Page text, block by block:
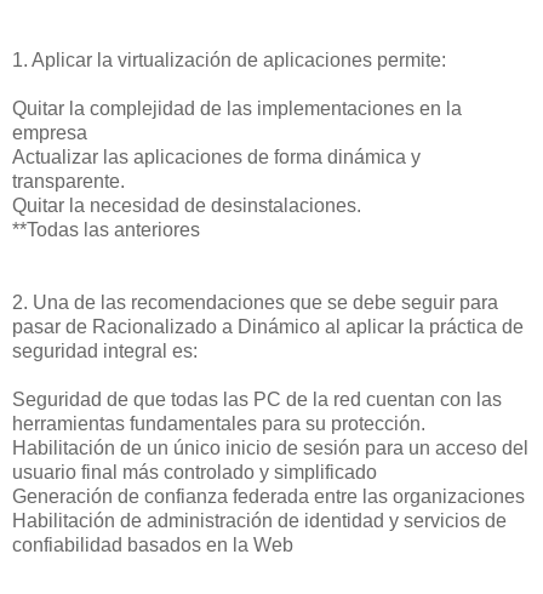
1. Aplicar la virtualización de aplicaciones permite:
Quitar la complejidad de las implementaciones en la
empresa
Actualizar las aplicaciones de forma dinámica y
transparente.
Quitar la necesidad de desinstalaciones.
**Todas las anteriores
2. Una de las recomendaciones que se debe seguir para
pasar de Racionalizado a Dinámico al aplicar la práctica de
seguridad integral es:
Seguridad de que todas las PC de la red cuentan con las
herramientas fundamentales para su protección.
Habilitación de un único inicio de sesión para un acceso del
usuario final más controlado y simplificado
Generación de confianza federada entre las organizaciones
Habilitación de administración de identidad y servicios de
confiabilidad basados en la Web